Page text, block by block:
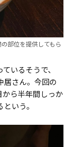
部位を提供してもら
いるそうで、
居さん。今回の
から半年間しっか
いう。